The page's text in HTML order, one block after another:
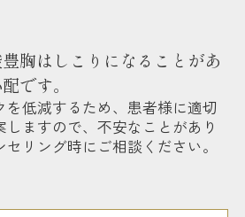
胸はしこりになることがあ
です。
を低減するため、患者様に適切
しますので、不安なことがあり
セリング時にご相談ください。